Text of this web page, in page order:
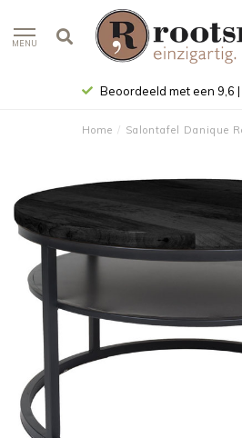
MENU
Beoordeeld met een 9,6
Home / Salontafel Danique